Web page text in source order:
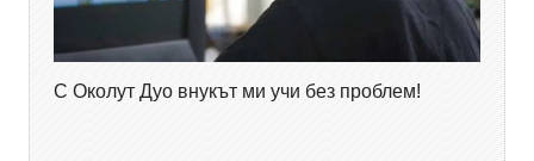
С Околут Дуо внукът ми учи без проблем!